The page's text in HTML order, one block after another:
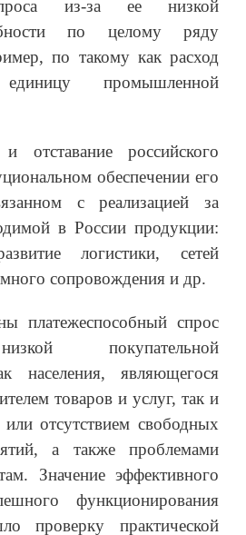
из-за ее низкой
по целому ряду
по такому как расход
промышленной
и отставание российского
обеспечении его
с реализацией за
в России продукции:
логистики, сетей
сопровождения и др.
платежеспособный спрос
покупательной
населения, являющегося
товаров и услуг, так и
отсутствием свободных
а также проблемами
Значение эффективного
функционирования
проверку практической